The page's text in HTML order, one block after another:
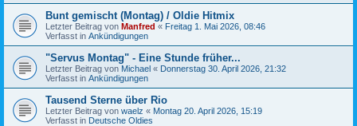
Bunt gemischt (Montag) / Oldie Hitmix
Letzter Beitrag von Manfred « Freitag 1. Mai 2026, 08:46
Verfasst in Ankündigungen
"Servus Montag" - Eine Stunde früher...
Letzter Beitrag von Michael « Donnerstag 30. April 2026, 21:32
Verfasst in Ankündigungen
Tausend Sterne über Rio
Letzter Beitrag von waelz « Montag 20. April 2026, 15:19
Verfasst in Deutsche Oldies